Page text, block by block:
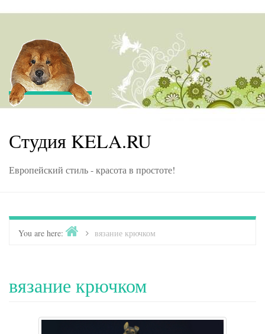
Студия KELA.RU
Европейский стиль - красота в простоте!
You are here: Homeвязание крючком
вязание крючком